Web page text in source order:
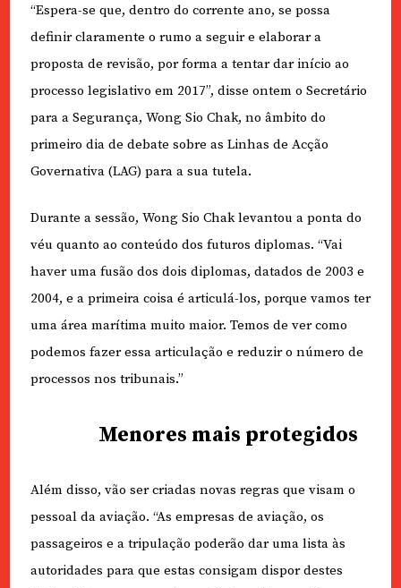
“Espera-se que, dentro do corrente ano, se possa
definir claramente o rumo a seguir e elaborar a
proposta de revisão, por forma a tentar dar início ao
processo legislativo em 2017”, disse ontem o Secretário
para a Segurança, Wong Sio Chak, no âmbito do
primeiro dia de debate sobre as Linhas de Acção
Governativa (LAG) para a sua tutela.
Durante a sessão, Wong Sio Chak levantou a ponta do
véu quanto ao conteúdo dos futuros diplomas. “Vai
haver uma fusão dos dois diplomas, datados de 2003 e
2004, e a primeira coisa é articulá-los, porque vamos ter
uma área marítima muito maior. Temos de ver como
podemos fazer essa articulação e reduzir o número de
processos nos tribunais.”
Menores mais protegidos
Além disso, vão ser criadas novas regras que visam o
pessoal da aviação. “As empresas de aviação, os
passageiros e a tripulação poderão dar uma lista às
autoridades para que estas consigam dispor destes